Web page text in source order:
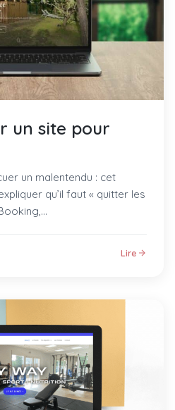
un site pour
un malentendu : cet
qu’il faut « quitter les
Lire